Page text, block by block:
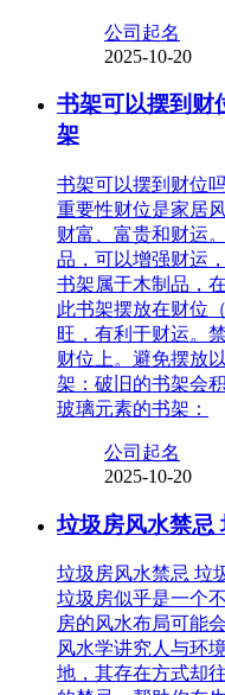
公司起名
2025-10-20
书架可以摆到财
架
书架可以摆到财位
重要性财位是家居
财富、富贵和财运
品，可以增强财运
书架属于木制品，
此书架摆放在财位
旺，有利于财运。
财位上。避免摆放
架：破旧的书架会
玻璃元素的书架：
公司起名
2025-10-20
垃圾房风水禁忌
垃圾房风水禁忌 垃
垃圾房似乎是一个
房的风水布局可能
风水学讲究人与环
地，其存在方式却